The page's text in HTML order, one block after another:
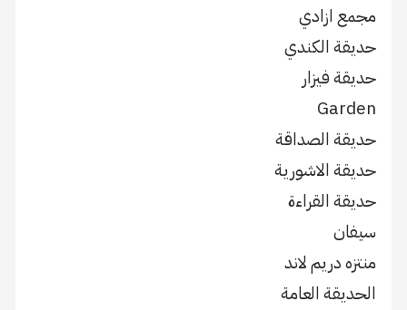
مجمع ازادي
حديقة الكندي
حديقة فيزار
Garden
حديقة الصداقة
حديقة الاشورية
حديقة القراءة
سيفان
منتزه دريم لاند
الحديقة العامة